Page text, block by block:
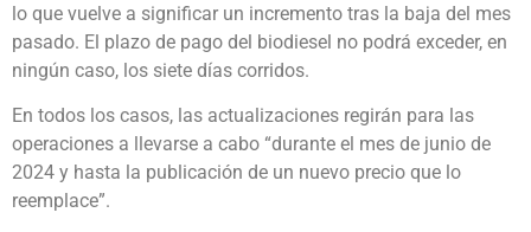
lo que vuelve a significar un incremento tras la baja del mes
pasado. El plazo de pago del biodiesel no podrá exceder, en
ningún caso, los siete días corridos.
En todos los casos, las actualizaciones regirán para las
operaciones a llevarse a cabo “durante el mes de junio de
2024 y hasta la publicación de un nuevo precio que lo
reemplace”.